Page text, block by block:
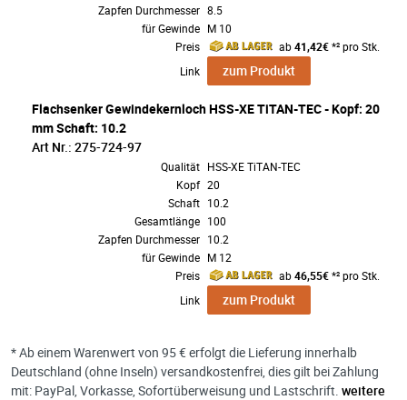
Zapfen Durchmesser 8.5
für Gewinde M 10
Preis
ab41,42€*² pro Stk.
Link
zum Produkt
Flachsenker Gewindekernloch HSS-XE TiTAN-TEC - Kopf: 20
mm Schaft: 10.2
Art Nr.: 275-724-97
Qualität HSS-XE TiTAN-TEC
Kopf 20
Schaft 10.2
Gesamtlänge 100
Zapfen Durchmesser 10.2
für Gewinde M 12
Preis
ab46,55€*² pro Stk.
Link
zum Produkt
* Ab einem Warenwert von 95 € erfolgt die Lieferung innerhalb
Deutschland (ohne Inseln) versandkostenfrei, dies gilt bei Zahlung
mit: PayPal, Vorkasse, Sofortüberweisung und Lastschrift. weitere